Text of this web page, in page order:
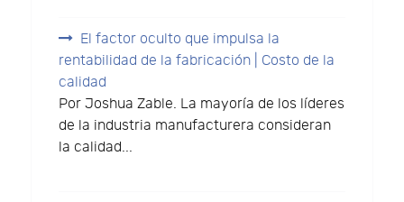
El factor oculto que impulsa la
rentabilidad de la fabricación | Costo de la
calidad
Por Joshua Zable. La mayoría de los líderes
de la industria manufacturera consideran
la calidad...